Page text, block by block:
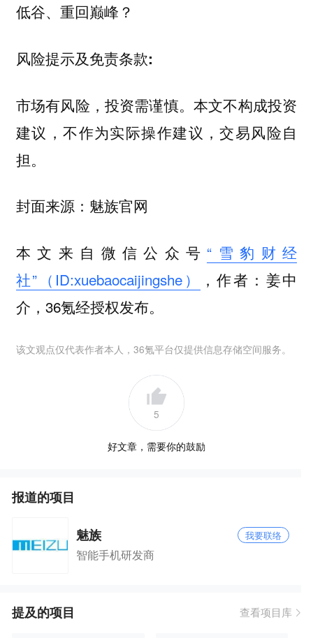
低谷、重回巅峰？
风险提示及免责条款:
市场有风险，投资需谨慎。本文不构成投资
建议，不作为实际操作建议，交易风险自
担。
封面来源：魅族官网
本文来自微信公众号 “雪豹财经
社”（ID:xuebaocaijingshe）
，作者：姜中
介，36氪经授权发布。
该文观点仅代表作者本人，36氪平台仅提供信息存储空间服务。
5
好文章，需要你的鼓励
报道的项目
魅族 我要联络
智能手机研发商
提及的项目 查看项目库